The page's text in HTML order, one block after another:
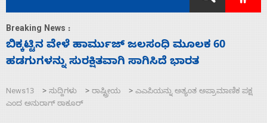
Breaking News :
ನಾಗೇಂದ್ರ ರಾಜೀನಾಮೆ ಕೊಡದಿದ್ದರೆ ಸದನ ನಡೆಸಲು
ಬಿಡೆವು: ಛಲವಾದಿ ನಾರಾಯಣಸ್ವಾಮಿ
News13 > ಸುದ್ದಿಗಳು > ರಾಷ್ಟ್ರೀಯ > ಎಎಪಿಯನ್ನು ಅತ್ಯಂತ ಅಪ್ರಾಮಾಣಿಕ ಪಕ್ಷ
ಎಂದ ಅನುರಾಗ್‌ ಠಾಕೂರ್